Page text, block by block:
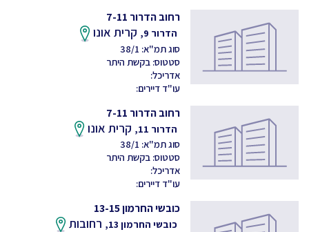
רחוב הדרור 7-11
הדרור 9, קרית אונו
סוג תמ"א: 38/1
סטטוס: בקשת היתר
אדריכל:
עו"ד דיירים:
רחוב הדרור 7-11
הדרור 11, קרית אונו
סוג תמ"א: 38/1
סטטוס: בקשת היתר
אדריכל:
עו"ד דיירים:
כובשי החרמון 13-15
כובשי החרמון 13, רחובות